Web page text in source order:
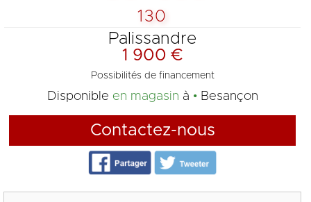
130
Palissandre
1 900 €
Possibilités de financement
Disponible en magasin à Besançon
Contactez-nous